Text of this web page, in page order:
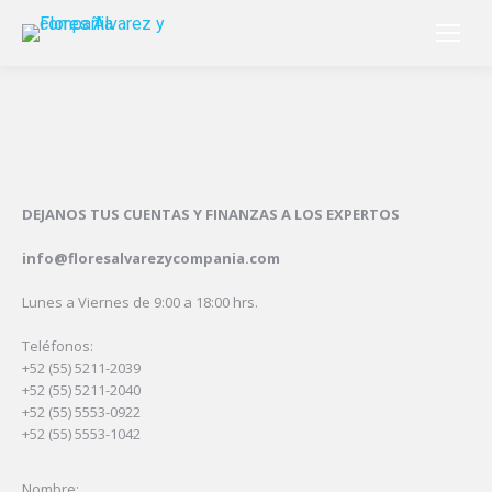
DEJANOS TUS CUENTAS Y FINANZAS A LOS EXPERTOS
info@floresalvarezycompania.com
Lunes a Viernes de 9:00 a 18:00 hrs.
Teléfonos:
+52 (55) 5211-2039
+52 (55) 5211-2040
+52 (55) 5553-0922
+52 (55) 5553-1042